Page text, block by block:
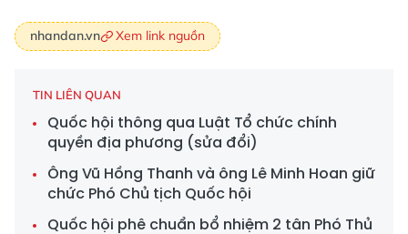
nhandan.vn Xem link nguồn
TIN LIÊN QUAN
Quốc hội thông qua Luật Tổ chức chính
quyền địa phương (sửa đổi)
Ông Vũ Hồng Thanh và ông Lê Minh Hoan giữ
chức Phó Chủ tịch Quốc hội
Quốc hội phê chuẩn bổ nhiệm 2 tân Phó Thủ